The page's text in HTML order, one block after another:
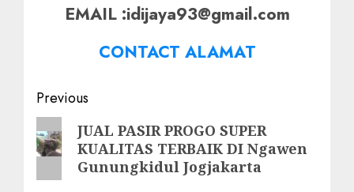
EMAIL :idijaya93@gmail.com
CONTACT ALAMAT
Post
navigation
Previous
Previous
post:
JUAL PASIR PROGO SUPER
KUALITAS TERBAIK DI Ngawen
Gunungkidul Jogjakarta